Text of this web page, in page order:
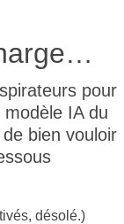
pour
IA du
bien vouloir
désolé.)